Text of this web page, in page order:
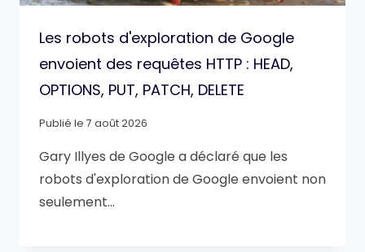
Les robots d'exploration de Google
envoient des requêtes HTTP : HEAD,
OPTIONS, PUT, PATCH, DELETE
Publié le 7 août 2026
Gary Illyes de Google a déclaré que les
robots d'exploration de Google envoient non
seulement…